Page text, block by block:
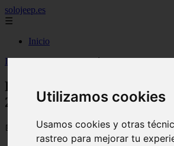
Utilizamos cookies
Usamos cookies y otras
rastreo para mejorar tu
solojeep.es
☰
Inicio
Inicio > jeep >Fotos espía del BMW Serie
Fotos espía del BMW Serie
2026
📅 16/08/2025